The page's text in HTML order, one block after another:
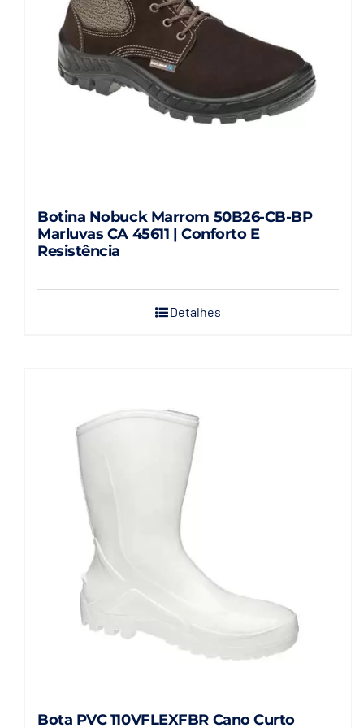
Botina Nobuck Marrom 50B26-CB-BP
Marluvas CA 45611 | Conforto E
Resistência
Detalhes
Bota PVC 110VFLEXFBR Cano Curto